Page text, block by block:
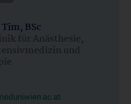
BSc
für Anästhesie,
und